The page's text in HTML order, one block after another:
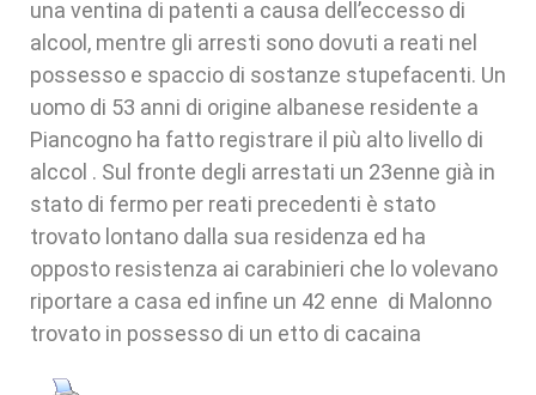
una ventina di patenti a causa dell’eccesso di
alcool, mentre gli arresti sono dovuti a reati nel
possesso e spaccio di sostanze stupefacenti. Un
uomo di 53 anni di origine albanese residente a
Piancogno ha fatto registrare il più alto livello di
alccol . Sul fronte degli arrestati un 23enne già in
stato di fermo per reati precedenti è stato
trovato lontano dalla sua residenza ed ha
opposto resistenza ai carabinieri che lo volevano
riportare a casa ed infine un 42 enne di Malonno
trovato in possesso di un etto di cacaina